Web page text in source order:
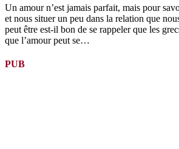
Un amour n’est jamais parfait, mais pour
et nous situer un peu dans la relation que
peut être est-il bon de se rappeler que les
que l’amour peut se…
PUB